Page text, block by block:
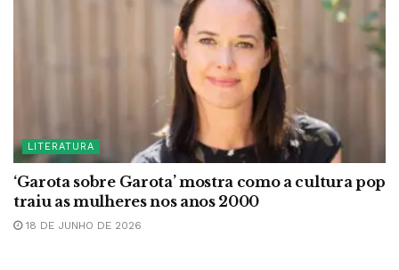
LITERATURA
‘Garota sobre Garota’ mostra como a cultura pop
traiu as mulheres nos anos 2000
18 DE JUNHO DE 2026